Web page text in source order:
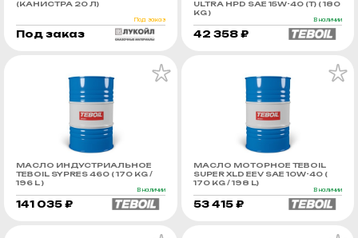
(КАНИСТРА 20 Л)
Под заказ
Под заказ
ULTRA HPD SAE 15W-40 (Т) ( 180
KG )
В наличии
42 358 ₽
МАСЛО ИНДУСТРИАЛЬНОЕ
TEBOIL SYPRES 460 ( 170 KG /
196 L )
В наличии
141 035 ₽
МАСЛО МОТОРНОЕ TEBOIL
SUPER XLD EEV SAE 10W-40 (
170 KG / 198 L)
В наличии
53 415 ₽